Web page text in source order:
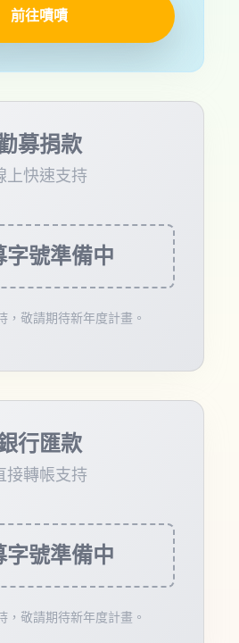
前往嘖嘖
募捐款
上快速支持
字號準備中
，敬請期待新年度計畫。
行匯款
接轉帳支持
字號準備中
，敬請期待新年度計畫。